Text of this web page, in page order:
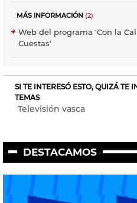
MÁS INFORMACIÓN (2)
Web del programa 'Con la
Cuestas'
SI TE INTERESÓ ESTO, QUIZÁ TE
TEMAS
Televisión vasca
DESTACAMOS